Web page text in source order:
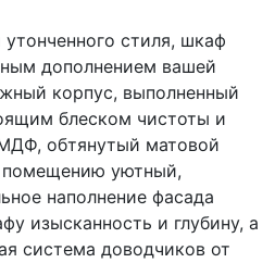
стиля, шкаф
дополнением вашей
корпус, выполненный
блеском чистоты и
обтянутый матовой
помещению уютный,
наполнение фасада
изысканность и глубину, а
система доводчиков от